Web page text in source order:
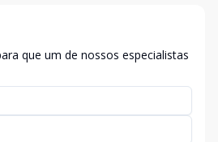
que um de nossos especialistas